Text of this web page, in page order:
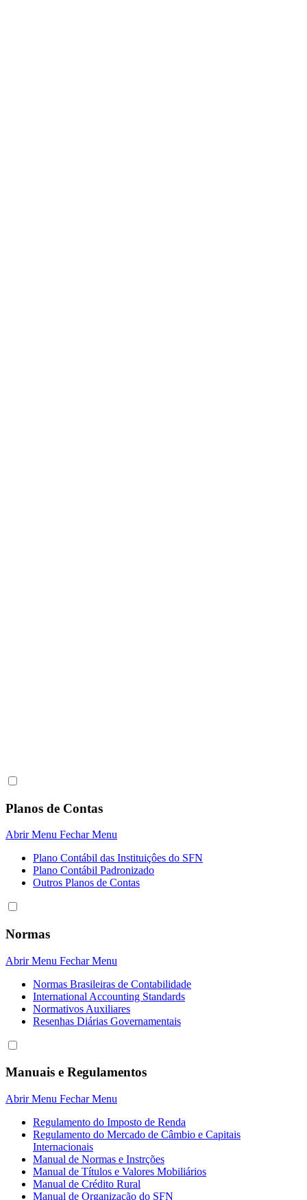
Planos de Contas
Abrir Menu Fechar Menu
Plano Contábil das Instituiçôes do SFN
Plano Contábil Padronizado
Outros Planos de Contas
Normas
Abrir Menu Fechar Menu
Normas Brasileiras de Contabilidade
International Accounting Standards
Normativos Auxiliares
Resenhas Diárias Governamentais
Manuais e Regulamentos
Abrir Menu Fechar Menu
Regulamento do Imposto de Renda
Regulamento do Mercado de Câmbio e Capitais
Internacionais
Manual de Normas e Instrções
Manual de Títulos e Valores Mobiliários
Manual de Crédito Rural
Manual de Organização do SFN